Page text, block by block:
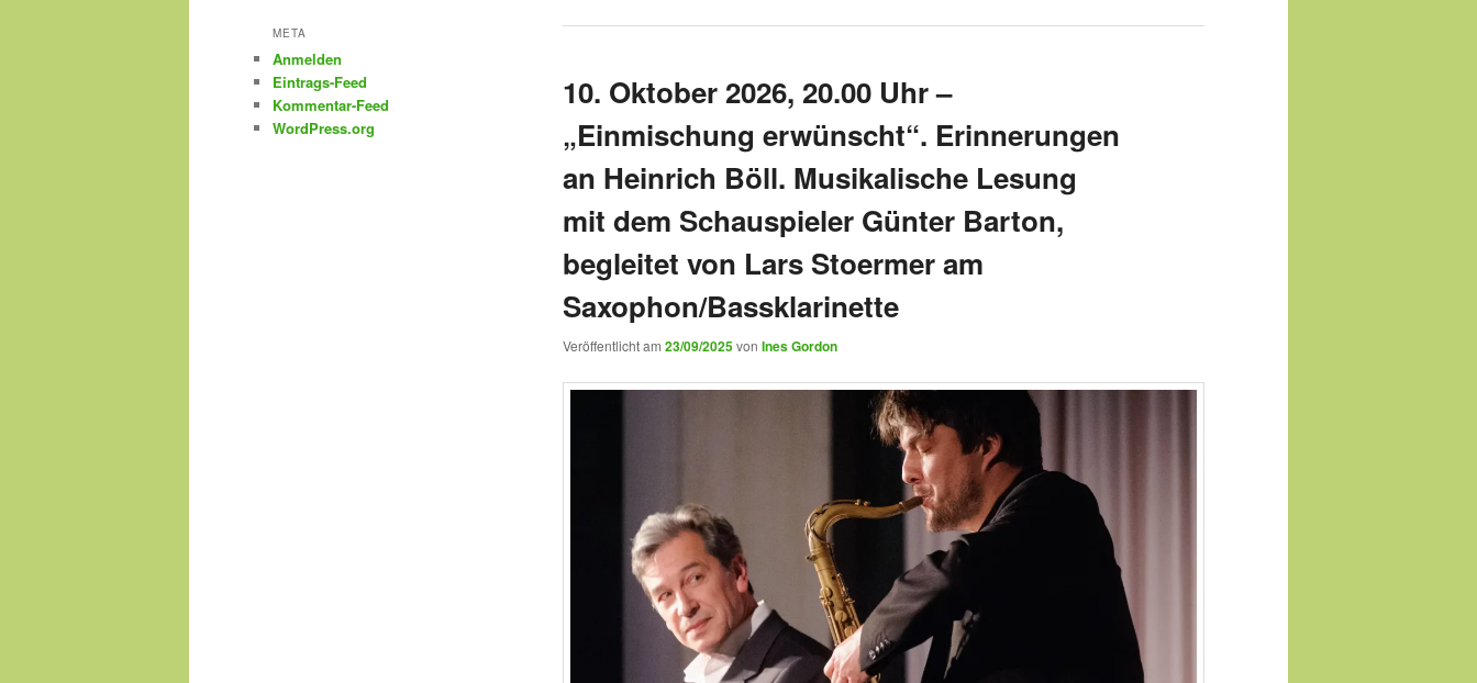
10. Oktober 2026, 20.00 Uhr –
„Einmischung erwünscht“. Erinnerungen
an Heinrich Böll. Musikalische Lesung
mit dem Schauspieler Günter Barton,
begleitet von Lars Stoermer am
Saxophon/Bassklarinette
Veröffentlicht am 23/09/2025von Ines Gordon
META
Anmelden
Eintrags-Feed
Kommentar-Feed
WordPress.org